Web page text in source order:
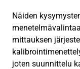
Näiden
mittauksen
joten suunnittelu